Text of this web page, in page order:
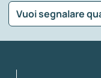
Vuoi segnalare